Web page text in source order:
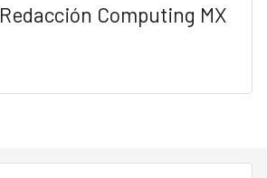
Redacción Computing MX